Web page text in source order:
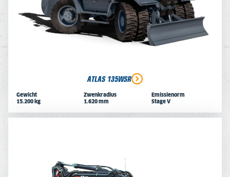
ATLAS 135WSR
Gewicht
15.200 kg
Zwenkradius
1.620 mm
Emissienorm
Stage V